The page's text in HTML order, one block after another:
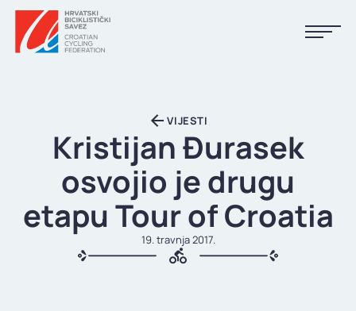
KALENDAR
REZULTATI
KLUBOVI
TIJELA HBS-A
VIJESTI
Kristijan Đurasek
osvojio je drugu
etapu Tour of Croatia
19. travnja 2017.